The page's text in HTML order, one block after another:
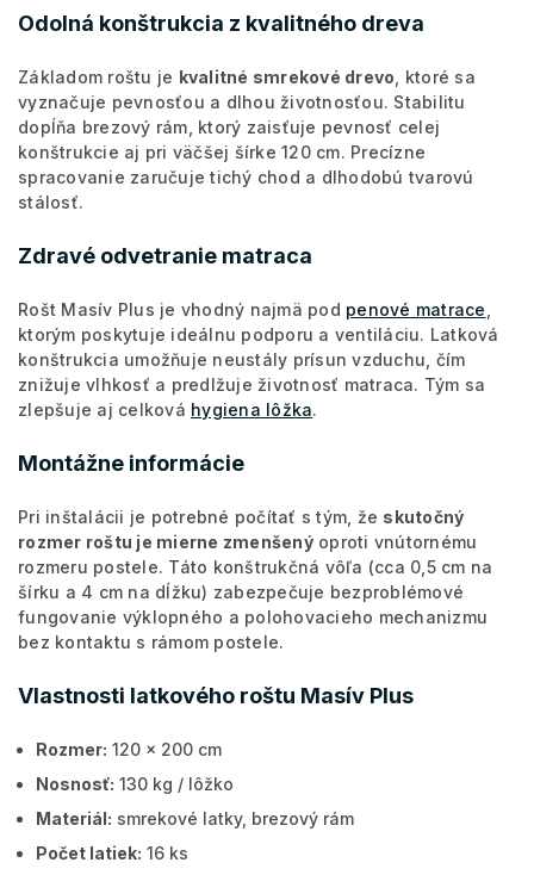
Odolná konštrukcia z kvalitného dreva
Základom roštu je kvalitné smrekové drevo , ktoré sa
vyznačuje pevnosťou a dlhou životnosťou. Stabilitu
dopĺňa brezový rám, ktorý zaisťuje pevnosť celej
konštrukcie aj pri väčšej šírke 120 cm. Precízne
spracovanie zaručuje tichý chod a dlhodobú tvarovú
stálosť.
Zdravé odvetranie matraca
Rošt Masív Plus je vhodný najmä pod penové matrace
ktorým poskytuje ideálnu podporu a ventiláciu. Latková
konštrukcia umožňuje neustály prísun vzduchu, čím
znižuje vlhkosť a predlžuje životnosť matraca. Tým sa
zlepšuje aj celková hygiena lôžka.
Montážne informácie
Pri inštalácii je potrebné počítať s tým, že skutočný
rozmer roštu je mierne zmenšenýoproti vnútornému
rozmeru postele. Táto konštrukčná vôľa (cca 0,5 cm na
šírku a 4 cm na dĺžku) zabezpečuje bezproblémové
fungovanie výklopného a polohovacieho mechanizmu
bez kontaktu s rámom postele.
Vlastnosti latkového roštu Masív Plus
Rozmer: 120 x 200 cm
Nosnosť: 130 kg / lôžko
Materiál: smrekové latky, brezový rám
Počet latiek: 16 ks